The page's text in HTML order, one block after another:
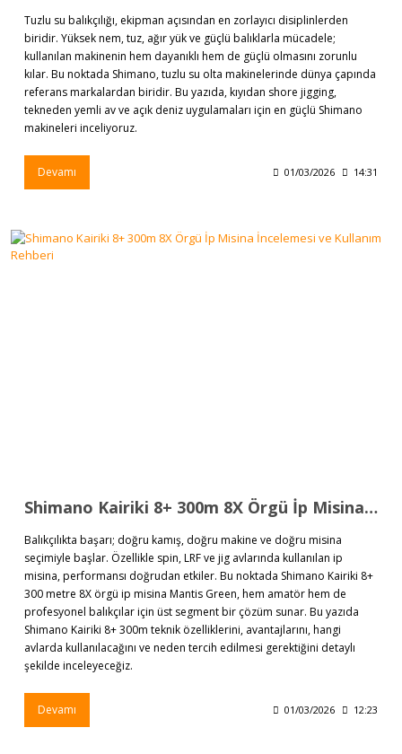
Tuzlu su balıkçılığı, ekipman açısından en zorlayıcı disiplinlerden
biridir. Yüksek nem, tuz, ağır yük ve güçlü balıklarla mücadele;
kullanılan makinenin hem dayanıklı hem de güçlü olmasını zorunlu
kılar. Bu noktada Shimano, tuzlu su olta makinelerinde dünya çapında
referans markalardan biridir. Bu yazıda, kıyıdan shore jigging,
tekneden yemli av ve açık deniz uygulamaları için en güçlü Shimano
makineleri inceliyoruz.
Devamı 01/03/2026 14:31
Shimano Kairiki 8+ 300m 8X Örgü İp Misina İncelemesi ve Kullanım Rehberi
Balıkçılıkta başarı; doğru kamış, doğru makine ve doğru misina
seçimiyle başlar. Özellikle spin, LRF ve jig avlarında kullanılan ip
misina, performansı doğrudan etkiler. Bu noktada Shimano Kairiki 8+
300 metre 8X örgü ip misina Mantis Green, hem amatör hem de
profesyonel balıkçılar için üst segment bir çözüm sunar. Bu yazıda
Shimano Kairiki 8+ 300m teknik özelliklerini, avantajlarını, hangi
avlarda kullanılacağını ve neden tercih edilmesi gerektiğini detaylı
şekilde inceleyeceğiz.
Devamı 01/03/2026 12:23